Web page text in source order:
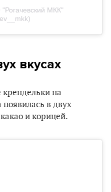
МКК"
вкусах
на
в двух
и корицей.